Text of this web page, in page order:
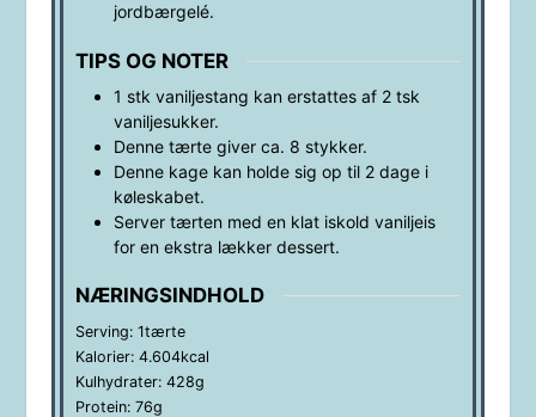
jordbærgelé.
TIPS OG NOTER
1 stk vaniljestang kan erstattes af 2 tsk
vaniljesukker.
Denne tærte giver ca. 8 stykker.
Denne kage kan holde sig op til 2 dage i
køleskabet.
Server tærten med en klat iskold vaniljeis
for en ekstra lækker dessert.
NÆRINGSINDHOLD
Serving: 1tærte
Kalorier: 4.604kcal
Kulhydrater: 428g
Protein: 76g